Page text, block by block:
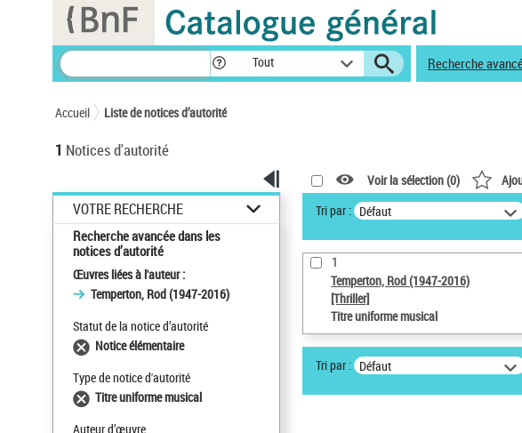
Tout Recherche
Accueil Liste de notices d’autorité
1 Notices d'autorité
VOTRE RECHERCHE
Recherche avancée dans les
notices d’autorité
Œuvres liées à l'auteur :
Temperton, Rod (1947-2016)
Statut de la notice d’autorité
Notice élémentaire
Type de notice d'autorité
Titre uniforme musical
Auteur d’œuvre
Voir la sélection (0)
Tri par : Défaut
1
Temperton, Rod (1947-2016)
[Thriller]
Titre uniforme musical
Tri par : Défaut
Panneau de gestion des cookies